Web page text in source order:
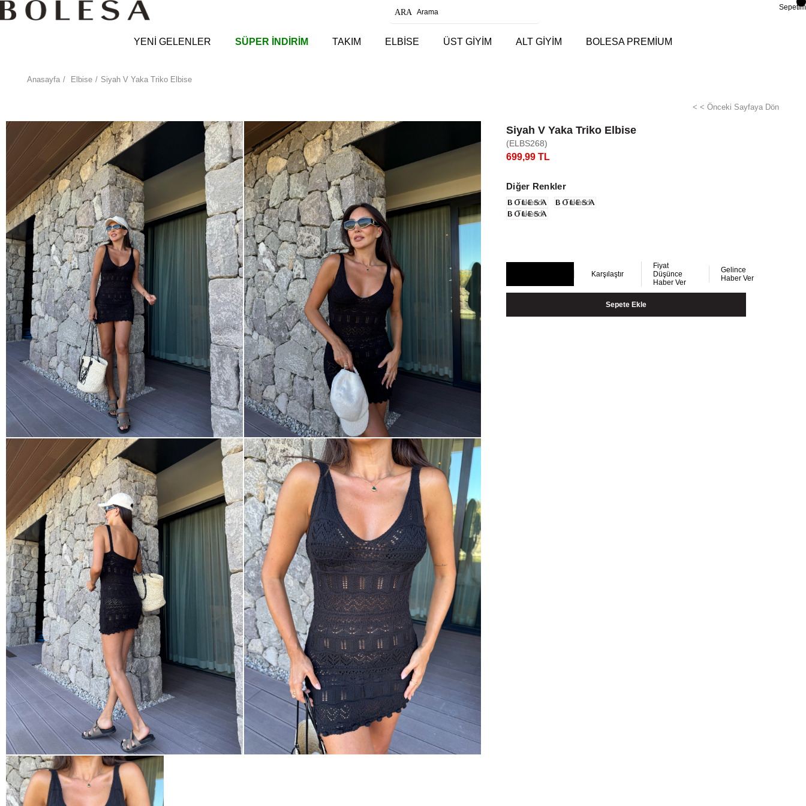
Sepetim
YENİ GELENLER SÜPER İNDİRİM TAKIM ELBİSE ÜST GİYİM ALT GİYİM BOLESA PREMİUM
Anasayfa Elbise Siyah V Yaka Triko Elbise
< < Önceki Sayfaya Dön
Siyah V Yaka Triko Elbise
(ELBS268)
699,99 TL
Diğer Renkler
Tükendi
Tükendi
Tükendi
Karşılaştır
Fiyat
Düşünce
Haber Ver
Gelince
Haber Ver